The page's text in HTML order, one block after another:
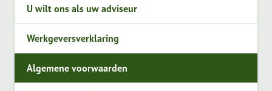
U wilt ons als uw adviseur
Werkgeversverklaring
Algemene voorwaarden